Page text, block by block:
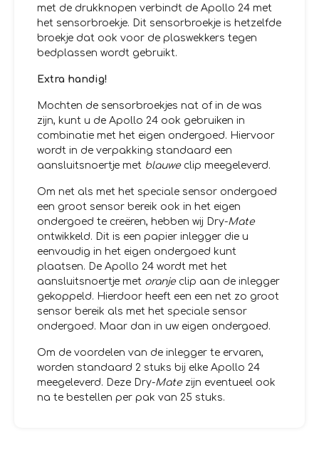
met de drukknopen verbindt de Apollo 24 met
het sensorbroekje. Dit sensorbroekje is hetzelfde
broekje dat ook voor de plaswekkers tegen
bedplassen wordt gebruikt.
Extra handig!
Mochten de sensorbroekjes nat of in de was
zijn, kunt u de Apollo 24 ook gebruiken in
combinatie met het eigen ondergoed. Hiervoor
wordt in de verpakking standaard een
aansluitsnoertje met blauweclip meegeleverd.
Om net als met het speciale sensor ondergoed
een groot sensor bereik ook in het eigen
ondergoed te creëren, hebben wij Dry-Mate
ontwikkeld. Dit is een papier inlegger die u
eenvoudig in het eigen ondergoed kunt
plaatsen. De Apollo 24 wordt met het
aansluitsnoertje met oranjeclip aan de inlegger
gekoppeld. Hierdoor heeft een een net zo groot
sensor bereik als met het speciale sensor
ondergoed. Maar dan in uw eigen ondergoed.
Om de voordelen van de inlegger te ervaren,
worden standaard 2 stuks bij elke Apollo 24
meegeleverd. Deze Dry-Matezijn eventueel ook
na te bestellen per pak van 25 stuks.